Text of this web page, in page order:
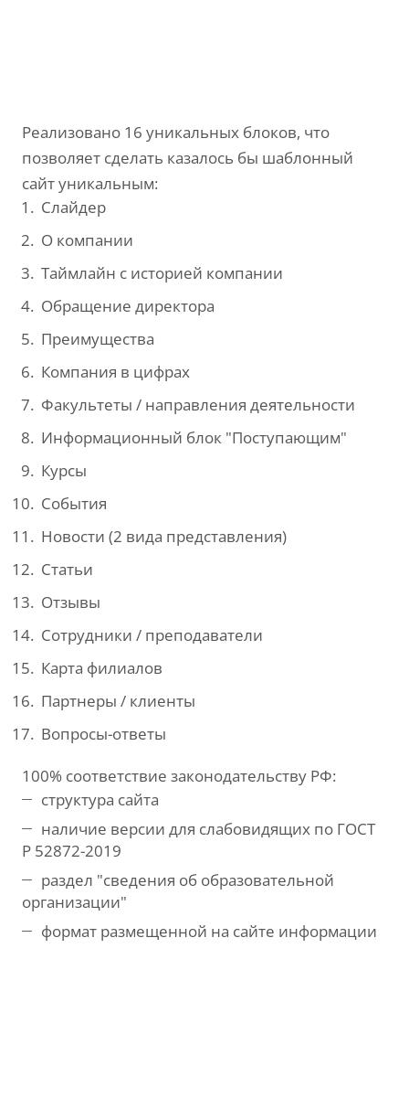
Реализовано 16 уникальных блоков, что
позволяет сделать казалось бы шаблонный
сайт уникальным:
Слайдер
О компании
Таймлайн с историей компании
Обращение директора
Преимущества
Компания в цифрах
Факультеты / направления деятельности
Информационный блок "Поступающим"
Курсы
События
Новости (2 вида представления)
Статьи
Отзывы
Сотрудники / преподаватели
Карта филиалов
Партнеры / клиенты
Вопросы-ответы
100% соответствие законодательству РФ:
структура сайта
наличие версии для слабовидящих по ГОСТ
Р 52872-2019
раздел "сведения об образовательной
организации"
формат размещенной на сайте информации